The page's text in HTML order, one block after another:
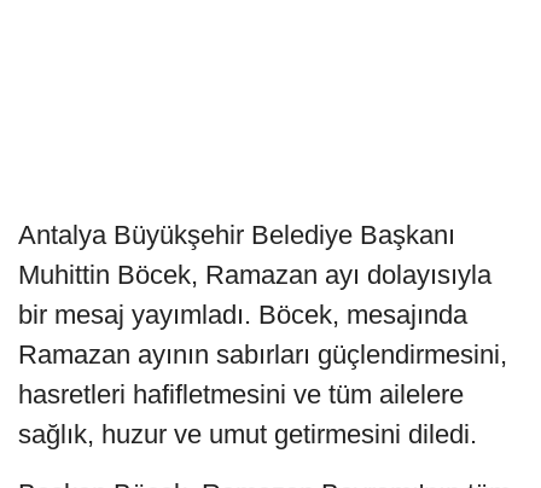
Antalya Büyükşehir Belediye Başkanı
Muhittin Böcek, Ramazan ayı dolayısıyla
bir mesaj yayımladı. Böcek, mesajında
Ramazan ayının sabırları güçlendirmesini,
hasretleri hafifletmesini ve tüm ailelere
sağlık, huzur ve umut getirmesini diledi.